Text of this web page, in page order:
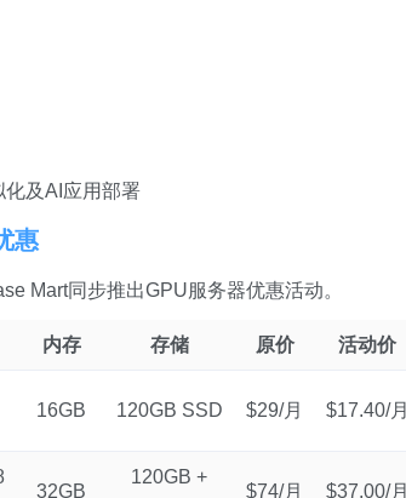
及AI应用部署
惠
Mart同步推出GPU服务器优惠活动。
内存 存储 原价 活动价
16GB 120GB SSD $29/月 $17.40/月
32GB
120GB +
$74/月 $37.00/月